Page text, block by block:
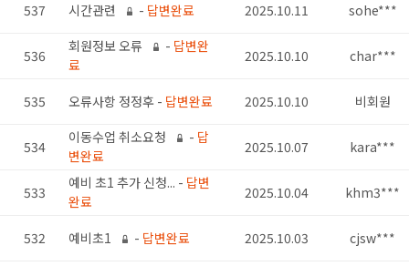
537 시간관련 - 답변완료 2025.10.11 sohe***
536
회원정보 오류 - 답변완
료
2025.10.10 char***
535 오류사항 정정후 - 답변완료 2025.10.10 비회원
534
이동수업 취소요청 - 답
변완료
2025.10.07 kara***
533
예비 초1 추가 신청... - 답변
완료
2025.10.04 khm3***
532 예비초1 - 답변완료 2025.10.03 cjsw***